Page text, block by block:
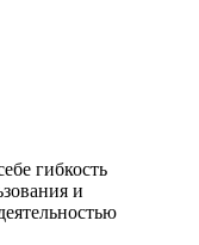
гибкость
и